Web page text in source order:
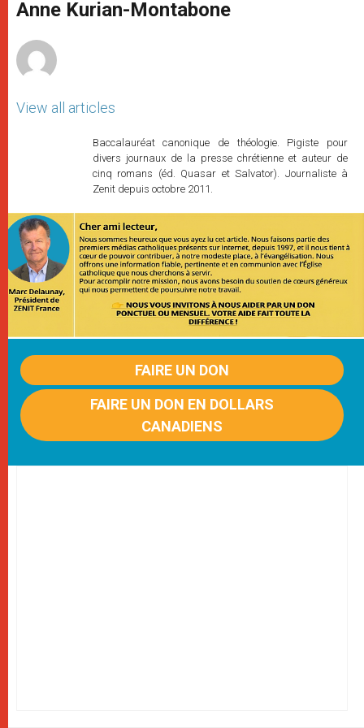
p
p
g
e
o
k
r
Anne Kurian-Montabone
View all articles
Baccalauréat canonique de théologie. Pigiste pour
divers journaux de la presse chrétienne et auteur de
cinq romans (éd. Quasar et Salvator). Journaliste à
Zenit depuis octobre 2011.
FAIRE UN DON
FAIRE UN DON EN DOLLARS
CANADIENS